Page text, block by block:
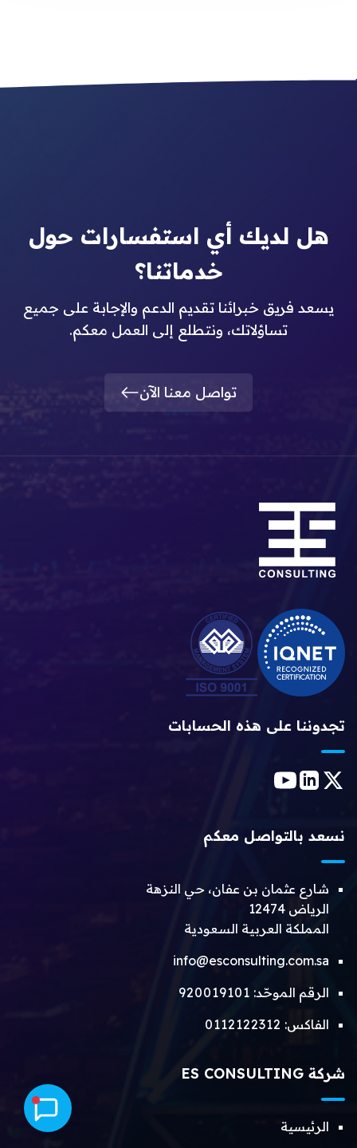
هل لديك أي استفسارات حول
خدماتنا؟
يسعد فريق خبرائنا تقديم الدعم والإجابة على جميع
تساؤلاتك، ونتطلع إلى العمل معكم.
تواصل معنا الآن
تجدوننا على هذه الحسابات
نسعد بالتواصل معكم
شارع عثمان بن عفان، حي النزهة
الرياض 12474
المملكة العربية السعودية
info@esconsulting.com.sa
الرقم الموحّد: 920019101
الفاكس: 0112122312
شركة ES CONSULTING
الرئيسية